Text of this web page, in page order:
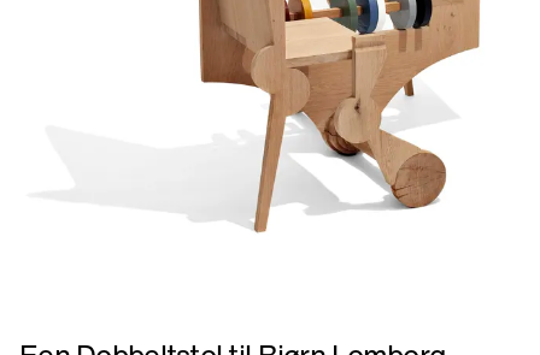
Læs